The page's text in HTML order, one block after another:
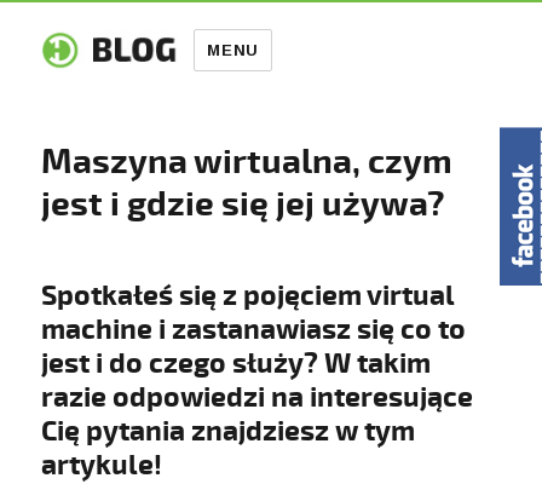
MENU
Maszyna wirtualna, czym
jest i gdzie się jej używa?
Spotkałeś się z pojęciem virtual
machine i zastanawiasz się co to
jest i do czego służy? W takim
razie odpowiedzi na interesujące
Cię pytania znajdziesz w tym
artykule!